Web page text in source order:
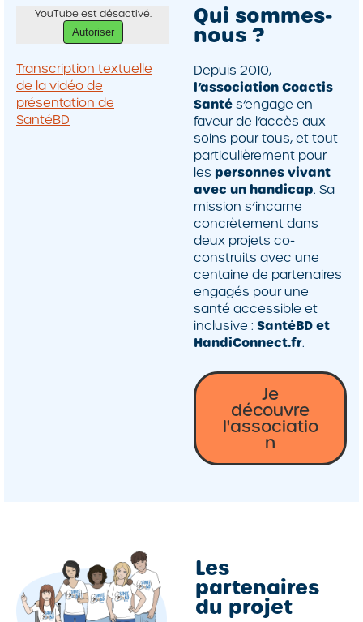
YouTube est désactivé.
Autoriser
Transcription textuelle
de la vidéo de
présentation de
SantéBD
Qui sommes-
nous ?
Depuis 2010,
l’association Coactis
Santés’engage en
faveur de l’accès aux
soins pour tous, et tout
particulièrement pour
les personnes vivant
avec un handicap. Sa
mission s’incarne
concrètement dans
deux projets co-
construits avec une
centaine de partenaires
engagés pour une
santé accessible et
inclusive : SantéBD et
HandiConnect.fr.
Je
découvre
l'associatio
n
Les
partenaires
du projet